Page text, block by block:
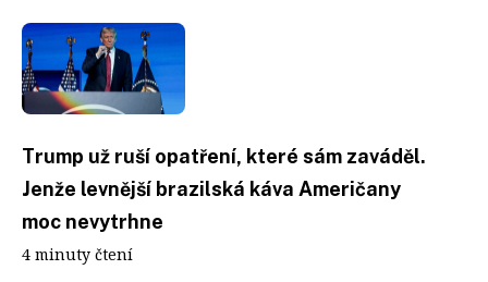
Trump už ruší opatření, které sám zaváděl.
Jenže levnější brazilská káva Američany
moc nevytrhne
4 minuty čtení